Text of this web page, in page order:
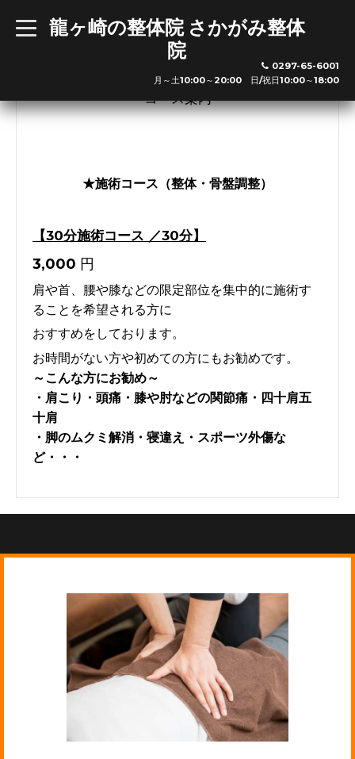
龍ヶ崎の整体院 さかがみ整体
院
t
o
a
v
0297-65-6001
月～土10:00～20:00 日/祝日10:00～18:00
※新規の方は最終受付の30分前までお越し下さい
利用可能クレジットカード
コース案内
★施術コース（整体・骨盤調整）
【30分施術コース ／30分】
3,000 円
肩や首、腰や膝などの限定部位を集中的に施術す
ることを希望される方に
おすすめをしております。
お時間がない方や初めての方にもお勧めです。
～こんな方にお勧め～
・肩こり・頭痛・膝や肘などの関節痛・四十肩五
十肩
・脚のムクミ解消・寝違え・スポーツ外傷な
ど・・・